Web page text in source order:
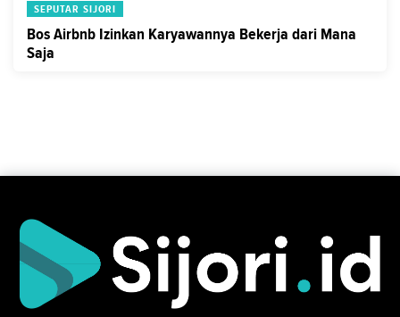
SEPUTAR SIJORI
Bos Airbnb Izinkan Karyawannya Bekerja dari Mana
Saja